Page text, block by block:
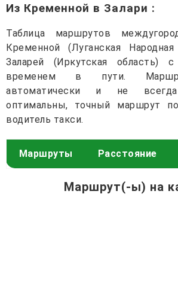
Из Кременной в Залари :
Таблица маршрутов
Кременной (Луганская
Заларей (Иркутская область)
временем в пути.
автоматически и не
оптимальны, точный маршрут
водитель такси.
Маршруты Расстояние
Маршрут(-ы) на